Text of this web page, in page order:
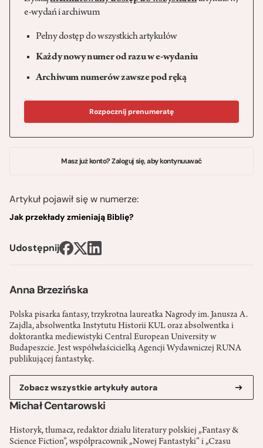
Anna Brzezińska
Polska pisarka fantasy, trzykrotna laureatka Nagrody im. Janusza A.
Zajdla, absolwentka Instytutu Historii KUL oraz absolwentka i
doktorantka mediewistyki Central European University w
Budapeszcie. Jest współwłaścicielką Agencji Wydawniczej RUNA
publikującej fantastykę.
Zobacz wszystkie artykuły autora
Michał Centarowski
Historyk, tłumacz, redaktor działu literatury polskiej „Fantasy &
Science Fiction”, współpracownik „Nowej Fantastyki” i „Czasu
e-wydań i archiwum
Pełny dostęp do wszystkich artykułów
Każdy nowy numer od razu w e-wydaniu
Archiwum numerów zawsze pod ręką
Rozpocznij prenumeratę
Masz już konto? Zaloguj się, aby kontynuuwać
Artykuł pojawił się w numerze:
Jak przekłady zmieniają Biblię?
Udostępnij